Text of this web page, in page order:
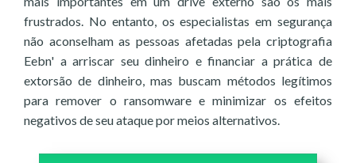
frustrados. No entanto, os especialistas em segurança
não aconselham as pessoas afetadas pela criptografia
Eebn' a arriscar seu dinheiro e financiar a prática de
extorsão de dinheiro, mas buscam métodos legítimos
para remover o ransomware e minimizar os efeitos
negativos de seu ataque por meios alternativos.